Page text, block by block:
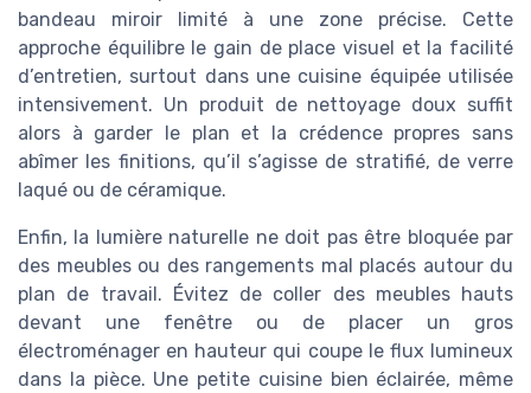
bandeau miroir limité à une zone précise. Cette
approche équilibre le gain de place visuel et la facilité
d’entretien, surtout dans une cuisine équipée utilisée
intensivement. Un produit de nettoyage doux suffit
alors à garder le plan et la crédence propres sans
abîmer les finitions, qu’il s’agisse de stratifié, de verre
laqué ou de céramique.
Enfin, la lumière naturelle ne doit pas être bloquée par
des meubles ou des rangements mal placés autour du
plan de travail. Évitez de coller des meubles hauts
devant une fenêtre ou de placer un gros
électroménager en hauteur qui coupe le flux lumineux
dans la pièce. Une petite cuisine bien éclairée, même